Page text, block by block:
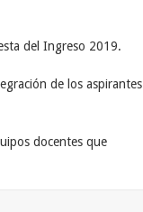
del Ingreso 2019.
de los aspirantes
docentes que